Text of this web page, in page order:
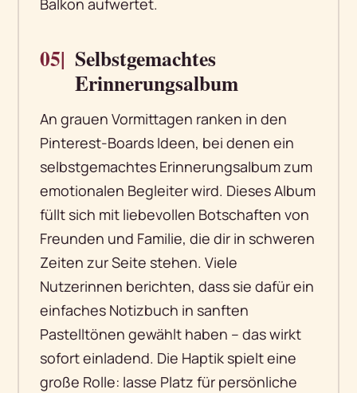
Balkon aufwertet.
05| Selbstgemachtes
Erinnerungsalbum
An grauen Vormittagen ranken in den
Pinterest-Boards Ideen, bei denen ein
selbstgemachtes Erinnerungsalbum zum
emotionalen Begleiter wird. Dieses Album
füllt sich mit liebevollen Botschaften von
Freunden und Familie, die dir in schweren
Zeiten zur Seite stehen. Viele
Nutzerinnen berichten, dass sie dafür ein
einfaches Notizbuch in sanften
Pastelltönen gewählt haben – das wirkt
sofort einladend. Die Haptik spielt eine
große Rolle: lasse Platz für persönliche